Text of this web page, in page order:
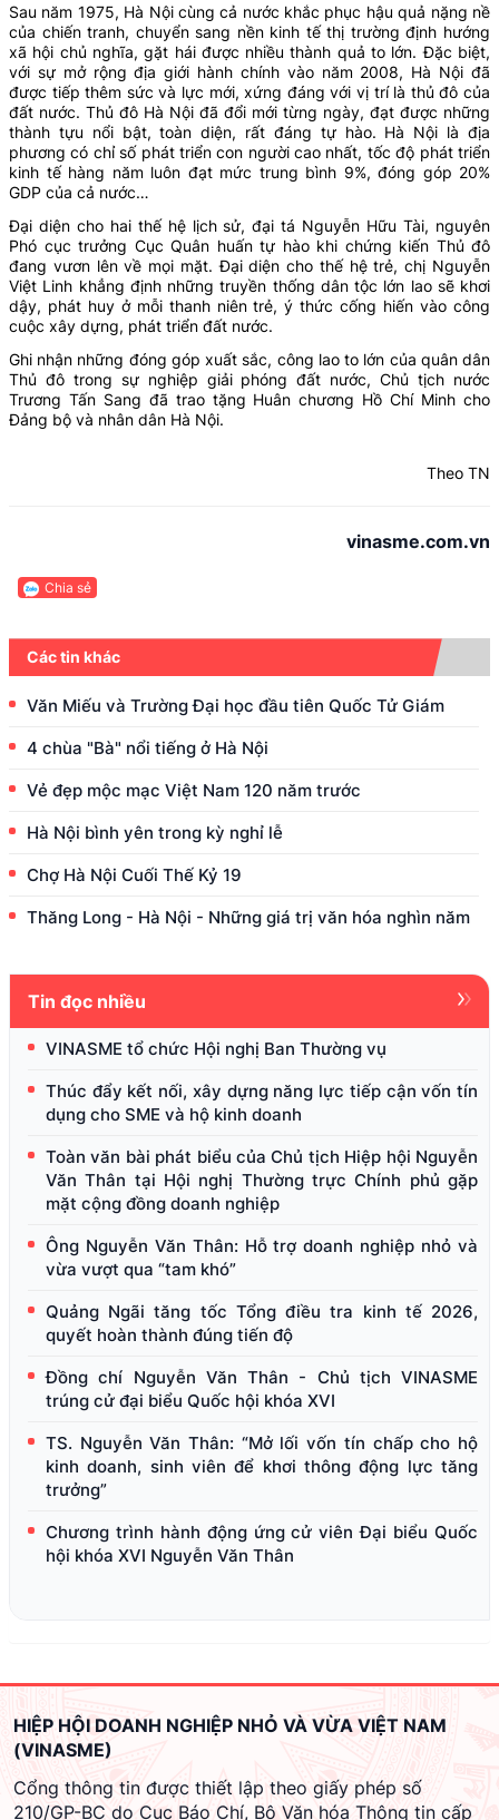
Sau năm 1975, Hà Nội cùng cả nước khắc phục hậu quả nặng nề
của chiến tranh, chuyển sang nền kinh tế thị trường định hướng
xã hội chủ nghĩa, gặt hái được nhiều thành quả to lớn. Đặc biệt,
với sự mở rộng địa giới hành chính vào năm 2008, Hà Nội đã
được tiếp thêm sức và lực mới, xứng đáng với vị trí là thủ đô của
đất nước. Thủ đô Hà Nội đã đổi mới từng ngày, đạt được những
thành tựu nổi bật, toàn diện, rất đáng tự hào. Hà Nội là địa
phương có chỉ số phát triển con người cao nhất, tốc độ phát triển
kinh tế hàng năm luôn đạt mức trung bình 9%, đóng góp 20%
GDP của cả nước…
Đại diện cho hai thế hệ lịch sử, đại tá Nguyễn Hữu Tài, nguyên
Phó cục trưởng Cục Quân huấn tự hào khi chứng kiến Thủ đô
đang vươn lên về mọi mặt. Đại diện cho thế hệ trẻ, chị Nguyễn
Việt Linh khẳng định những truyền thống dân tộc lớn lao sẽ khơi
dậy, phát huy ở mỗi thanh niên trẻ, ý thức cống hiến vào công
cuộc xây dựng, phát triển đất nước.
Ghi nhận những đóng góp xuất sắc, công lao to lớn của quân dân
Thủ đô trong sự nghiệp giải phóng đất nước, Chủ tịch nước
Trương Tấn Sang đã trao tặng Huân chương Hồ Chí Minh cho
Đảng bộ và nhân dân Hà Nội.
Theo TN
vinasme.com.vn
Chia sẻ
Các tin khác
Văn Miếu và Trường Đại học đầu tiên Quốc Tử Giám
4 chùa "Bà" nổi tiếng ở Hà Nội
Vẻ đẹp mộc mạc Việt Nam 120 năm trước
Hà Nội bình yên trong kỳ nghỉ lễ
Chợ Hà Nội Cuối Thế Kỷ 19
Thăng Long - Hà Nội - Những giá trị văn hóa nghìn năm
Tin đọc nhiều
VINASME tổ chức Hội nghị Ban Thường vụ
Thúc đẩy kết nối, xây dựng năng lực tiếp cận vốn tín
dụng cho SME và hộ kinh doanh
Toàn văn bài phát biểu của Chủ tịch Hiệp hội Nguyễn
Văn Thân tại Hội nghị Thường trực Chính phủ gặp
mặt cộng đồng doanh nghiệp
Ông Nguyễn Văn Thân: Hỗ trợ doanh nghiệp nhỏ và
vừa vượt qua “tam khó”
Quảng Ngãi tăng tốc Tổng điều tra kinh tế 2026,
quyết hoàn thành đúng tiến độ
Đồng chí Nguyễn Văn Thân - Chủ tịch VINASME
trúng cử đại biểu Quốc hội khóa XVI
TS. Nguyễn Văn Thân: “Mở lối vốn tín chấp cho hộ
kinh doanh, sinh viên để khơi thông động lực tăng
trưởng”
Chương trình hành động ứng cử viên Đại biểu Quốc
hội khóa XVI Nguyễn Văn Thân
HIỆP HỘI DOANH NGHIỆP NHỎ VÀ VỪA VIỆT NAM
(VINASME)
Cổng thông tin được thiết lập theo giấy phép số
210/GP-BC do Cục Báo Chí, Bộ Văn hóa Thông tin cấp